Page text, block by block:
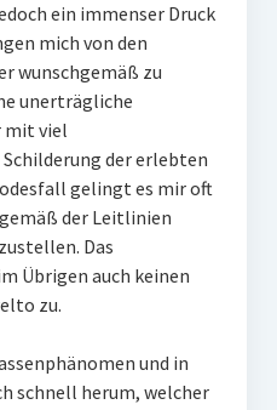
ein immenser Druck
mich von den
wunschgemäß zu
unerträgliche
mit viel
der erlebten
gelingt es mir oft
der Leitlinien
Das
Übrigen auch keinen
zu.
und in
schnell herum, welcher